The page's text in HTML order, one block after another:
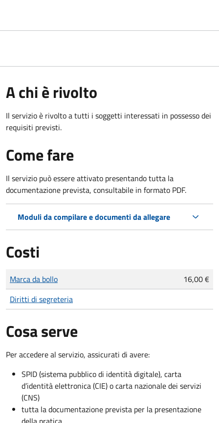
A chi è rivolto
Il servizio è rivolto a tutti i soggetti interessati in possesso dei
requisiti previsti.
Come fare
Il servizio può essere attivato presentando tutta la
documentazione prevista, consultabile in formato PDF.
Moduli da compilare e documenti da allegare
Costi
Tipo di pagamento
Importo
Marca da bollo
16,00 €
Diritti di segreteria
Cosa serve
Per accedere al servizio, assicurati di avere:
SPID (sistema pubblico di identità digitale), carta
d’identità elettronica (CIE) o carta nazionale dei servizi
(CNS)
tutta la documentazione prevista per la presentazione